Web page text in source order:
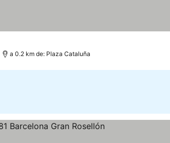
a 0.2 km de: Plaza Cataluña